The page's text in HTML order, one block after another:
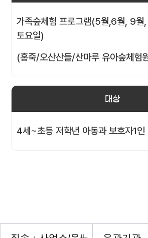
가족숲체험 프로그램(5월,6월, 9월
토요일)
(홍죽/오산산들/산마루 유아숲체험
대상
4세~초등 저학년 아동과 보호자1인